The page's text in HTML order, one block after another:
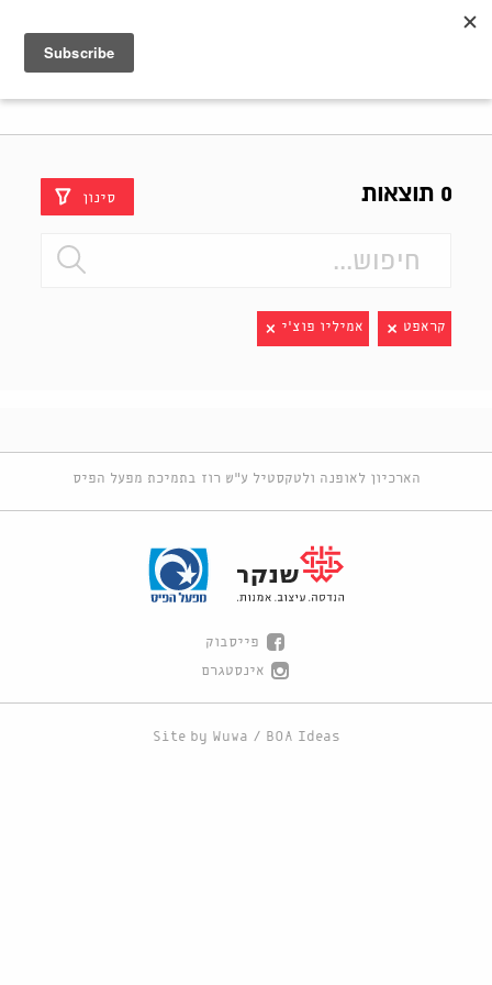
0 תוצאות סינון
קראפט אמיליו פוצ'י
הארכיון לאופנה ולטקסטיל ע"ש רוז בתמיכת מפעל הפיס
פייסבוק
אינסטגרם
Site by Wuwa / BOA Ideas